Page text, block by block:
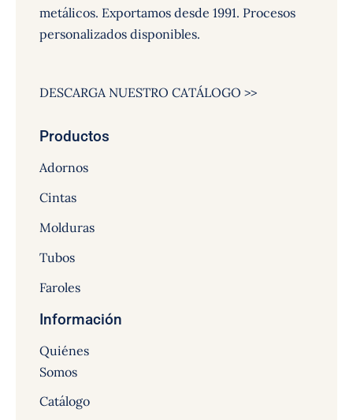
metálicos. Exportamos desde 1991. Procesos
personalizados disponibles.
DESCARGA NUESTRO CATÁLOGO >>
Productos
Adornos
Cintas
Molduras
Tubos
Faroles
Información
Quiénes
Somos
Catálogo